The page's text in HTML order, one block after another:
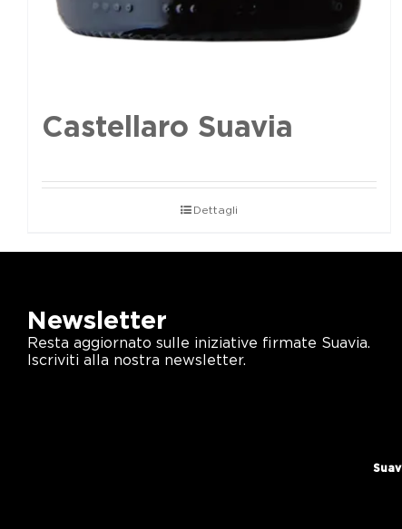
Castellaro Suavia
Dettagli
Newsletter
Resta aggiornato sulle iniziative firmate Suavia.
Iscriviti alla nostra newsletter.